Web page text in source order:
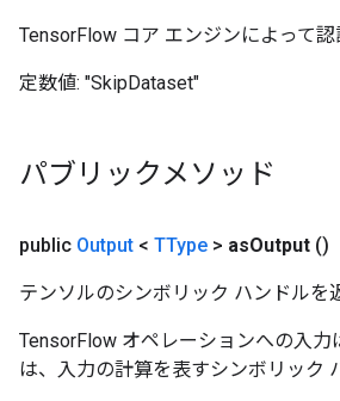
TensorFlow コア エンジンによって
定数値: "SkipDataset"
パブリックメソッド
public Output < TType > asOutput ()
テンソルのシンボリック ハンドルを
TensorFlow オペレーションへの入
は、入力の計算を表すシンボリック